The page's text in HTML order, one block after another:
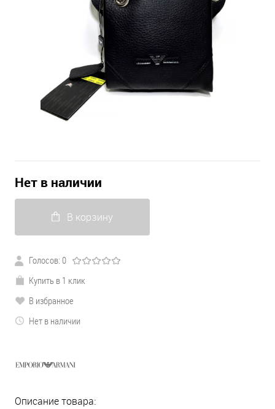
Нет в наличии
В корзину
Голосов: 0
Купить в 1 клик
В избранное
Нет в наличии
Описание товара: